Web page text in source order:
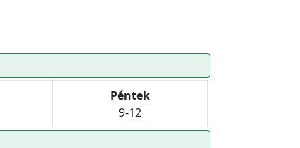
Péntek
9-12